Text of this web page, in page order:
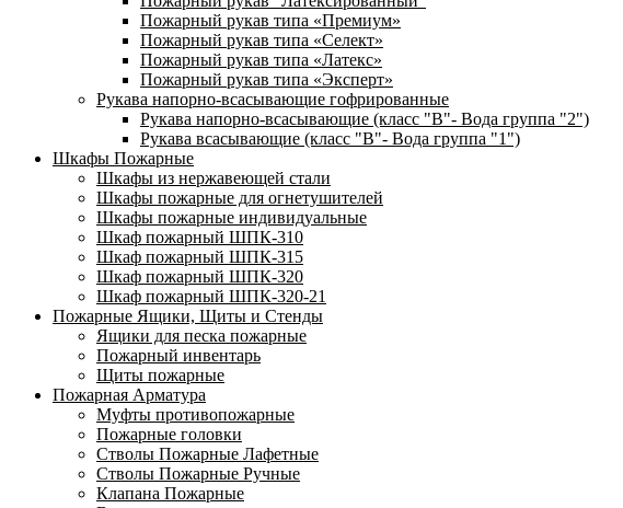
Пожарный рукав типа «Премиум»
Пожарный рукав типа «Селект»
Пожарный рукав типа «Латекс»
Пожарный рукав типа «Эксперт»
Рукава напорно-всасывающие гофрированные
Рукава напорно-всасывающие (класс "В"- Вода группа "2")
Рукава всасывающие (класс "В"- Вода группа "1")
Шкафы Пожарные
Шкафы из нержавеющей стали
Шкафы пожарные для огнетушителей
Шкафы пожарные индивидуальные
Шкаф пожарный ШПК-310
Шкаф пожарный ШПК-315
Шкаф пожарный ШПК-320
Шкаф пожарный ШПК-320-21
Пожарные Ящики, Щиты и Стенды
Ящики для песка пожарные
Пожарный инвентарь
Щиты пожарные
Пожарная Арматура
Муфты противопожарные
Пожарные головки
Стволы Пожарные Лафетные
Стволы Пожарные Ручные
Клапана Пожарные